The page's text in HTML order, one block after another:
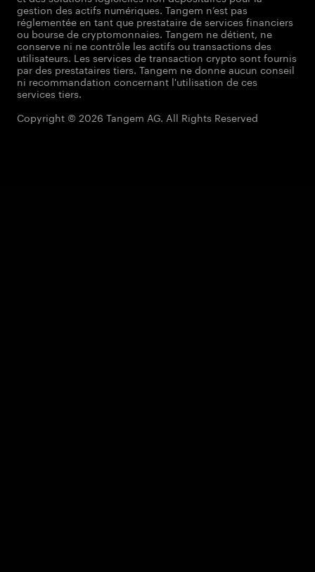
gestion des actifs numériques. Tangem n’est pas
réglementée en tant que prestataire de services financiers
ou bourse de cryptomonnaies. Tangem ne détient, ne
conserve ni ne contrôle les actifs ou transactions des
utilisateurs. Les services de transaction crypto sont fournis
par des prestataires tiers. Tangem ne donne aucun conseil
ni recommandation concernant l'utilisation de ces
services tiers.